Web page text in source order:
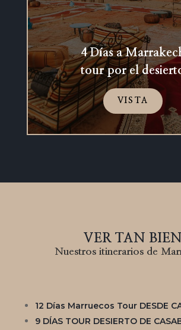
4 Días a
tour por el
VISTA
VER TAN BIEN
Nuestros itinerarios de
12 Días Marruecos Tour DESDE
9 DÍAS TOUR DESIERTO DE